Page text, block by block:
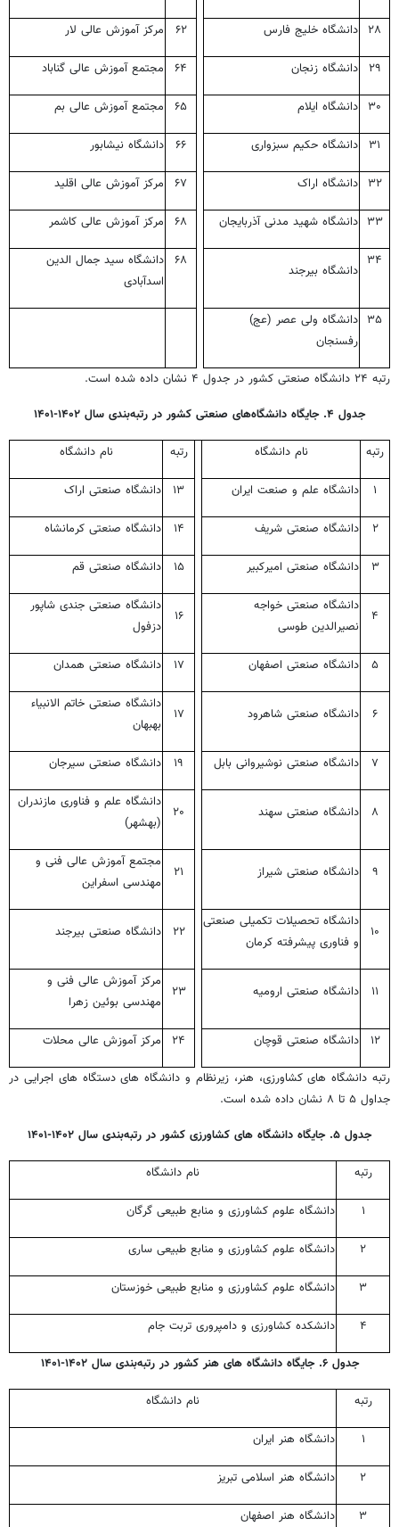
۲۸ دانشگاه خلیج فارس ۶۲ مرکز آموزش عالی لار
۲۹ دانشگاه زنجان ۶۴ مجتمع آموزش عالی گناباد
۳۰ دانشگاه ایلام ۶۵ مجتمع آموزش عالی بم
۳۱ دانشگاه حکیم سبزواری ۶۶ دانشگاه نیشابور
۳۲ دانشگاه اراک ۶۷ مرکز آموزش عالی اقلید
۳۳ دانشگاه شهید مدنی آذربایجان ۶۸ مرکز آموزش عالی کاشمر
۳۴
دانشگاه بیرجند
۶۸
دانشگاه سید جمال الدین
اسدآبادی
۳۵ دانشگاه ولی عصر (عج)
رفسنجان
رتبه ۲۴ دانشگاه صنعتی کشور در جدول ۴ نشان داده شده است.
جدول ۴. جایگاه دانشگاه‌های صنعتی کشور در رتبه‌بندی سال ۱۴۰۲-۱۴۰۱
رتبه نام دانشگاه رتبه نام دانشگاه
۱ دانشگاه علم و صنعت ایران ۱۳ دانشگاه صنعتی اراک
۲ دانشگاه صنعتی شریف ۱۴ دانشگاه صنعتی کرمانشاه
۳ دانشگاه صنعتی امیرکبیر ۱۵ دانشگاه صنعتی قم
۴
دانشگاه صنعتی خواجه
نصیرالدین طوسی
۱۶
دانشگاه صنعتی جندی شاپور
دزفول
۵ دانشگاه صنعتی اصفهان ۱۷ دانشگاه صنعتی همدان
۶ دانشگاه صنعتی شاهرود ۱۷
دانشگاه صنعتی خاتم الانبیاء
بهبهان
۷ دانشگاه صنعتی نوشیروانی بابل ۱۹ دانشگاه صنعتی سیرجان
۸ دانشگاه صنعتی سهند ۲۰
دانشگاه علم و فناوری مازندران
(بهشهر)
۹ دانشگاه صنعتی شیراز ۲۱
مجتمع آموزش عالی فنی و
مهندسی اسفراین
۱۰
دانشگاه تحصیلات تکمیلی صنعتی
و فناوری پیشرفته کرمان
۲۲ دانشگاه صنعتی بیرجند
۱۱ دانشگاه صنعتی ارومیه ۲۳
مرکز آموزش عالی فنی و
مهندسی بوئین زهرا
۱۲ دانشگاه صنعتی قوچان ۲۴ مرکز آموزش عالی محلات
رتبه دانشگاه های کشاورزی، هنر، زیرنظام و دانشگاه های دستگاه های اجرایی در
جداول ۵ تا ۸ نشان داده شده است.
جدول ۵. جایگاه دانشگاه های کشاورزی کشور در رتبه‌بندی سال ۱۴۰۲-۱۴۰۱
رتبه نام دانشگاه
۱ دانشگاه علوم کشاورزی و منابع طبیعی گرگان
۲ دانشگاه علوم کشاورزی و منابع طبیعی ساری
۳ دانشگاه علوم کشاورزی و منابع طبیعی خوزستان
۴ دانشکده کشاورزی و دامپروری تربت جام
جدول ۶. جایگاه دانشگاه های هنر کشور در رتبه‌بندی سال ۱۴۰۲-۱۴۰۱
رتبه نام دانشگاه
۱ دانشگاه هنر ایران
۲ دانشگاه هنر اسلامی تبریز
۳ دانشگاه هنر اصفهان